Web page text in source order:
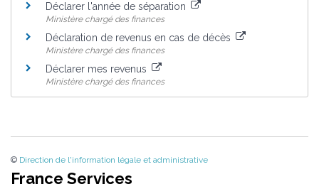
Déclarer l'année de séparation
Ministère chargé des finances
Déclaration de revenus en cas de décès
Ministère chargé des finances
Déclarer mes revenus
Ministère chargé des finances
© Direction de l'information légale et administrative
France Services